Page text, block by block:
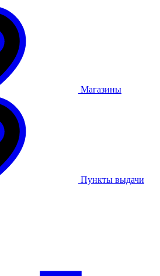
Магазины
Пункты выдачи